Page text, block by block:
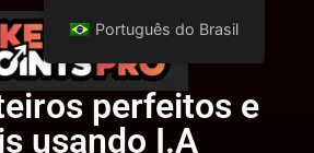
perfeitos e
usando I.A
Português do Brasil